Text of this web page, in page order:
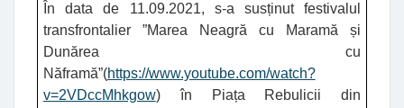
În data de 11.09.2021, s-a susținut festivalul
transfrontalier ”Marea Neagră cu Maramă și
Dunărea cu
Năframă”(https://www.youtube.com/watch?
v=2VDccMhkgow) în Piața Rebulicii din